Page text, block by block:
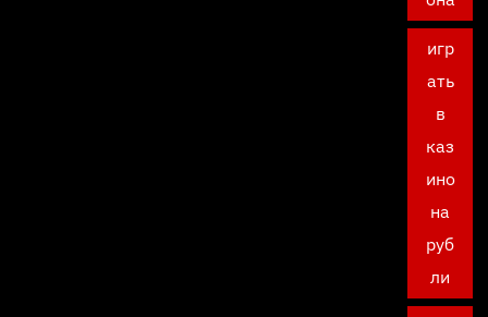
игр
ать
в
каз
ино
на
руб
ли